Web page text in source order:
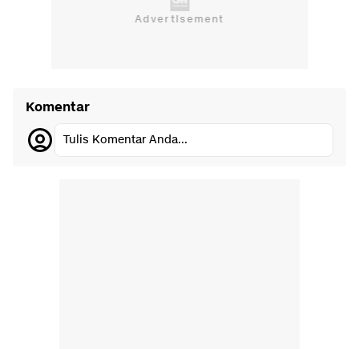
Komentar
Tulis Komentar Anda...